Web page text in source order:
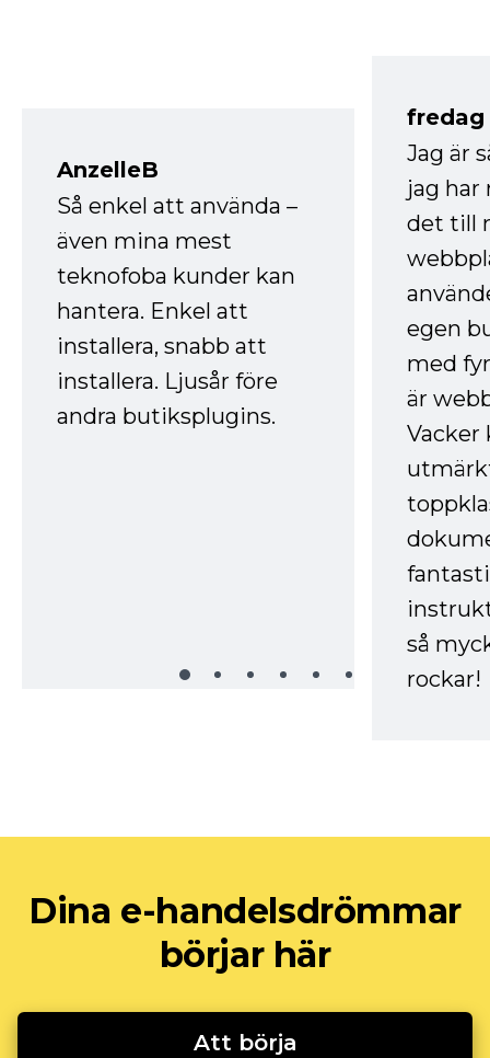
AnzelleB
Så enkel att använda –
även mina mest
teknofoba kunder kan
hantera. Enkel att
installera, snabb att
installera. Ljusår före
andra butiksplugins.
fredag
Jag är
jag
det till
egen
med
är
Vacker
så
rockar!
Dina e-handelsdrömmar
börjar här
Att börja